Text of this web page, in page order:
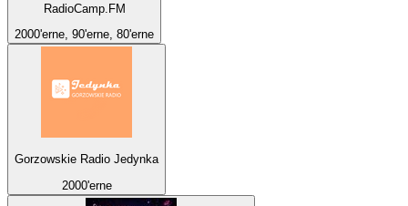
RadioCamp.FM
2000'erne, 90'erne, 80'erne
Gorzowskie Radio Jedynka
2000'erne